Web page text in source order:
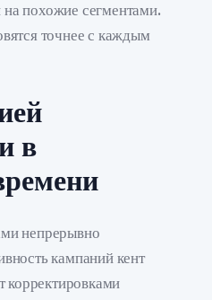
похожие сегментами.
точнее с каждым
в
непрерывно
кампаний кент
корректировками